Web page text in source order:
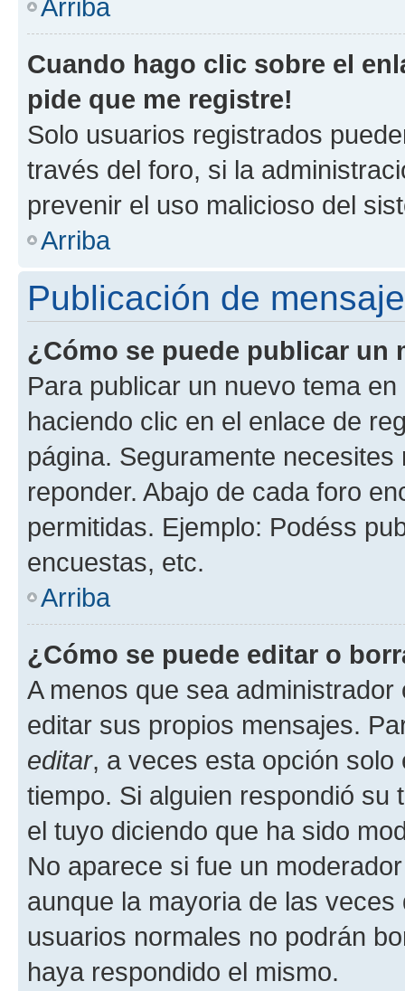
Arriba
Cuando hago clic sobre el
pide que me registre!
Solo usuarios registrados
través del foro, si la
prevenir el uso malicioso del
Arriba
Publicación de
¿Cómo se puede publicar un
Para publicar un nuevo tema
haciendo clic en el enlace de
página. Seguramente
reponder. Abajo de cada foro
permitidas. Ejemplo: Podéss
encuestas, etc.
Arriba
¿Cómo se puede editar o
A menos que sea
editar sus propios mensajes.
editar, a veces esta opción
tiempo. Si alguien respondió
el tuyo diciendo que ha sido
No aparece si fue un
aunque la mayoria de las
usuarios normales no podrán
haya respondido el mismo.